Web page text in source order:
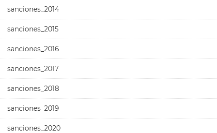
sanciones_2014
sanciones_2015
sanciones_2016
sanciones_2017
sanciones_2018
sanciones_2019
sanciones_2020